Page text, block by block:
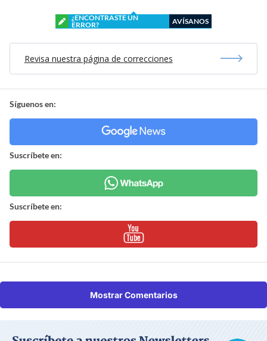
¿ENCONTRASTE UN
ERROR?
AVÍSANOS
Revisa nuestra página de correcciones
Síguenos en:
Suscríbete en:
Suscríbete en:
Mostrar Comentarios